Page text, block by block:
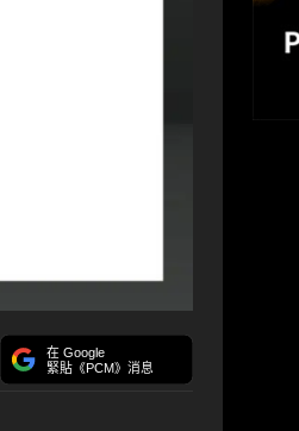
在 Google
緊貼《PCM》消息